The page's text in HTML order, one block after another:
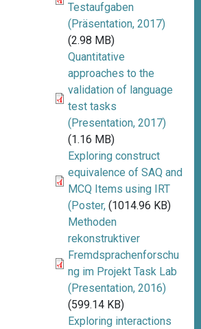
Testaufgaben
(Präsentation, 2017)
(2.98 MB)
Quantitative
approaches to the
validation of language
test tasks
(Presentation, 2017)
(1.16 MB)
Exploring construct
equivalence of SAQ and
MCQ Items using IRT
(Poster, (1014.96 KB)
Methoden
rekonstruktiver
Fremdsprachenforschu
ng im Projekt Task Lab
(Presentation, 2016)
(599.14 KB)
Exploring interactions